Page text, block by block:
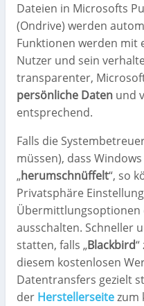
Dateien in Microsofts
(Ondrive) werden
Funktionen werden mit
Nutzer und sein
transparenter,
persönliche Daten und
entsprechend.
Falls die
müssen), dass
„herumschnüffelt“, so
Privatsphäre
Übermittlungsoptionen
ausschalten. Schneller
statten, falls „Blackbird
diesem kostenlosen
Datentransfers gezielt
der Herstellerseitezum